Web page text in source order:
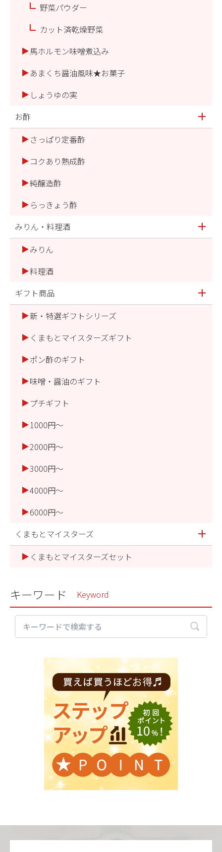
野菜パウダー
カット済乾燥野菜
馬ホルモン味噌煮込み
あまくち醤油風味★お菓子
しょうゆの実
お酢
さっぱり定番酢
コクあり熟成酢
純醸造酢
らっきょう酢
みりん・料理酒
みりん
料理酒
ギフト商品
新・特選ギフトシリーズ
くまもとマイスターズギフト
ポン酢のギフト
味噌・醤油のギフト
プチギフト
1000円～
2000円～
3000円～
4000円～
6000円～
くまもとマイスターズ
くまもとマイスターズセット
キーワード Keyword